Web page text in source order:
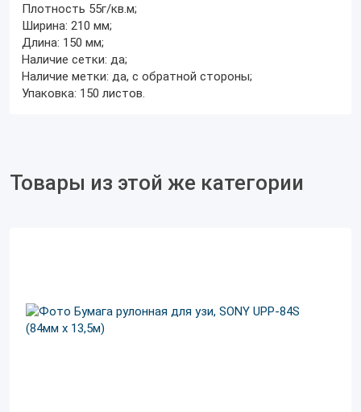
Плотность 55г/кв.м;
Ширина: 210 мм;
Длина: 150 мм;
Наличие сетки: да;
Наличие метки: да, с обратной стороны;
Упаковка: 150 листов.
Товары из этой же категории